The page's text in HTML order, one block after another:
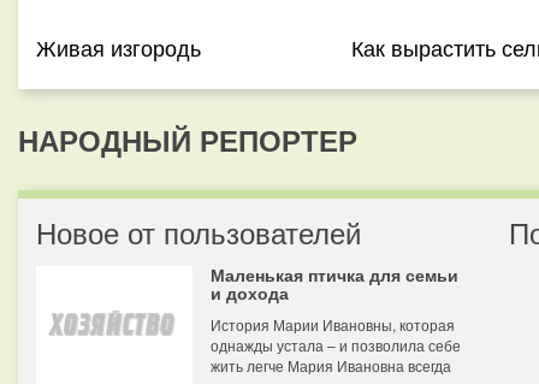
Живая изгородь Как вырастить
НАРОДНЫЙ РЕПОРТЕР
Новое от пользователей
Маленькая птичка для семьи
и дохода
История Марии Ивановны, которая
однажды устала – и позволила себе
жить легче Мария Ивановна всегда